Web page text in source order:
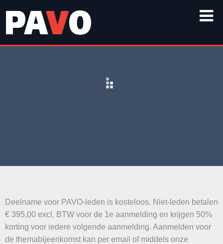
Deelname voor PAVO-leden is kosteloos. Niet-leden betalen
€ 395,00 excl. BTW voor de 1e aanmelding en krijgen 50%
korting voor iedere volgende aanmelding. Aanmelden voor
de themabijeenkomst kan per email of middels onze